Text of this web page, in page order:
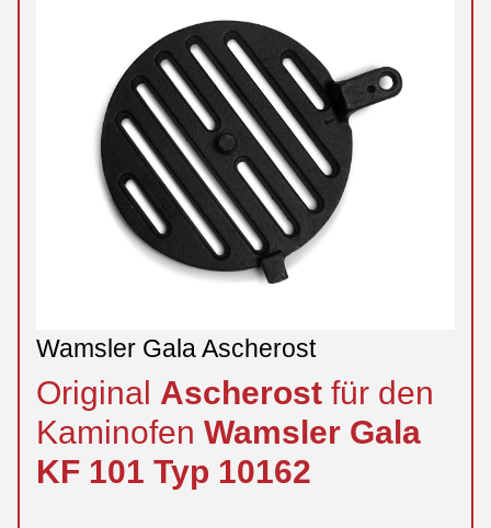
Wamsler Gala Ascherost
Original Ascherost für den
Kaminofen Wamsler Gala
KF 101 Typ 10162